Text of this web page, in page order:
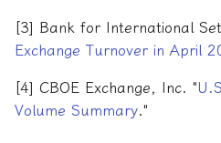
[3] Bank for International
Exchange Turnover in April
[4] CBOE Exchange, Inc. "
Volume Summary."